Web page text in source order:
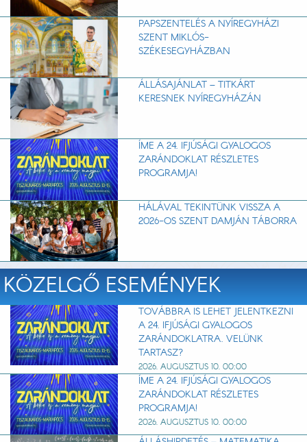
PAPSZENTELÉS A NYÍREGYHÁZI
SZENT MIKLÓS-
SZÉKESEGYHÁZBAN
ÁLLÁSAJÁNLAT – TITKÁRT
KERESNEK NYÍREGYHÁZÁN
ÍME A 24. IFJÚSÁGI GYALOGOS
ZARÁNDOKLAT RÉSZLETES
PROGRAMJA!
HÁLÁVAL TEKINTÜNK VISSZA A
2026-OS SZENT DAMJÁN TÁBORRA
KÖZELGŐ ESEMÉNYEK
TOVÁBBRA IS LEHET JELENTKEZNI
A 24. IFJÚSÁGI GYALOGOS
ZARÁNDOKLATRA. VELÜNK
TARTASZ?
2026. AUGUSZTUS 10. 00:00
ÍME A 24. IFJÚSÁGI GYALOGOS
ZARÁNDOKLAT RÉSZLETES
PROGRAMJA!
2026. AUGUSZTUS 10. 00:00